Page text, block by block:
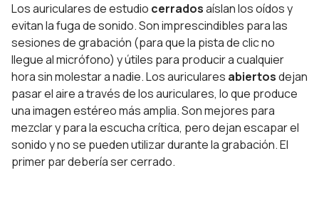
Los auriculares de estudio cerradosaíslan los oídos y
evitan la fuga de sonido. Son imprescindibles para las
sesiones de grabación (para que la pista de clic no
llegue al micrófono) y útiles para producir a cualquier
hora sin molestar a nadie. Los auriculares abiertosdejan
pasar el aire a través de los auriculares, lo que produce
una imagen estéreo más amplia. Son mejores para
mezclar y para la escucha crítica, pero dejan escapar el
sonido y no se pueden utilizar durante la grabación. El
primer par debería ser cerrado.